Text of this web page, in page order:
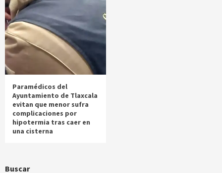
Paramédicos del
Ayuntamiento de Tlaxcala
evitan que menor sufra
complicaciones por
hipotermia tras caer en
una cisterna
Buscar